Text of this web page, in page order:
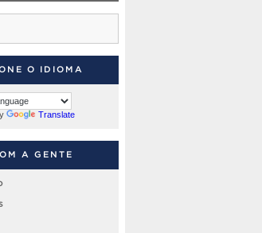
O IDIOMA
Translate
A GENTE